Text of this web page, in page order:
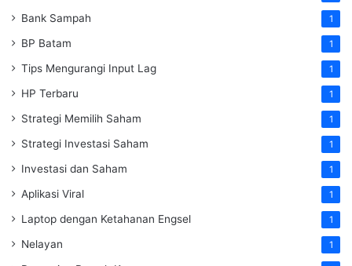
Bank Sampah 1
BP Batam 1
Tips Mengurangi Input Lag 1
HP Terbaru 1
Strategi Memilih Saham 1
Strategi Investasi Saham 1
Investasi dan Saham 1
Aplikasi Viral 1
Laptop dengan Ketahanan Engsel 1
Nelayan 1